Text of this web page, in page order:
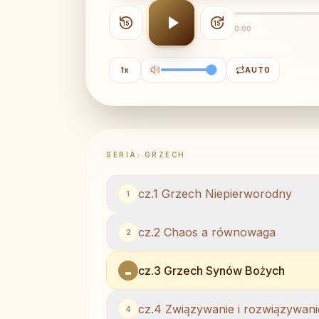
15 15
0:00
1x AUTO
SERIA: GRZECH
1 cz.1 Grzech Niepierworodny
2 cz.2 Chaos a równowaga
cz.3 Grzech Synów Bożych
4 cz.4 Związywanie i